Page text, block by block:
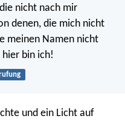
nicht nach mir
denen, die mich nicht
meinen Namen nicht
hier bin ich!
und ein Licht auf